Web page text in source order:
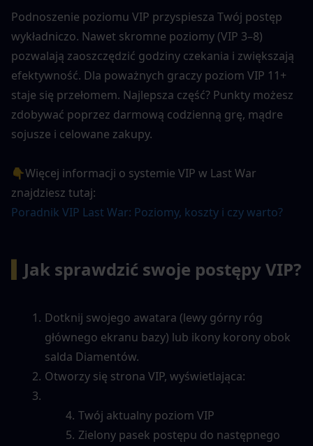
Podnoszenie poziomu VIP przyspiesza Twój postęp
wykładniczo. Nawet skromne poziomy (VIP 3–8)
pozwalają zaoszczędzić godziny czekania i zwiększają
efektywność. Dla poważnych graczy poziom VIP 11+
staje się przełomem. Najlepsza część? Punkty możesz
zdobywać poprzez darmową codzienną grę, mądre
sojusze i celowane zakupy.
👇Więcej informacji o systemie VIP w Last War
znajdziesz tutaj:
Poradnik VIP Last War: Poziomy, koszty i czy warto?
Jak sprawdzić swoje postępy VIP?
Dotknij swojego awatara (lewy górny róg
głównego ekranu bazy) lub ikony korony obok
salda Diamentów.
Otworzy się strona VIP, wyświetlająca:
Twój aktualny poziom VIP
Zielony pasek postępu do następnego